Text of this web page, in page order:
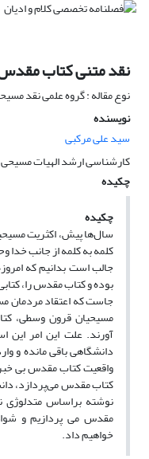
نقد متنی کتاب
نوع مقاله : گروه علمی نقد
نویسنده
سید علی مرکبی
کارشناسی ارشد الهیات مسیحی
چکیده
چکیده
سال‌ها پیش، اکثریت
کلمه به کلمه ‌از جانب خدا
جالب است بدانیم که
بوده و کتاب مقدس را،
جاست که اعتقاد مردمان
مسیحیان قرون وسطی،
آورند. علت این امر این
دانشگاهی باقی مانده و
واقعیت کتاب مقدس بی
کتاب مقدس می‌پردازد،
نوشته براساس
مقدس می پردازیم و
خواهیم داد.